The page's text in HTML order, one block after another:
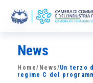
La Camera
News
News
Home/ News/Un terzo
regime C del